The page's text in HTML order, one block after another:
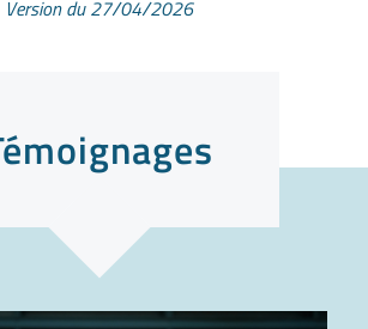
Version du 27/04/2026